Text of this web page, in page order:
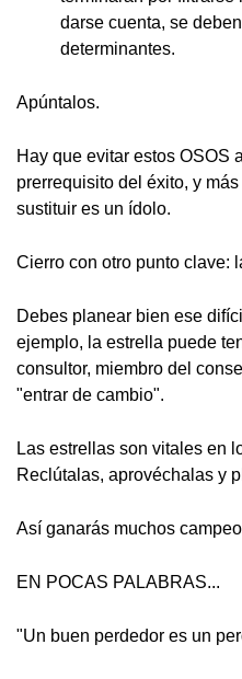
darse cuenta, se
determinantes.
Apúntalos.
Hay que evitar estos OSOS
prerrequisito del éxito, y
sustituir es un ídolo.
Cierro con otro punto clave:
Debes planear bien ese
ejemplo, la estrella puede
consultor, miembro del
"entrar de cambio".
Las estrellas son vitales en
Reclútalas, aprovéchalas y
Así ganarás muchos
EN POCAS PALABRAS...
"Un buen perdedor es un